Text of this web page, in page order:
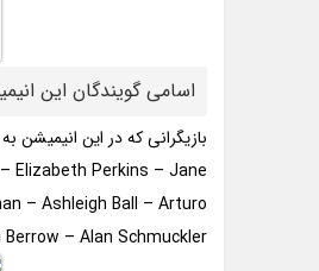
اسامی گویندگان این
بازیگرانی که در این انیمیشن
Elizabeth Perkins – Jane
– Ashleigh Ball – Arturo
– Alan Schmuckler